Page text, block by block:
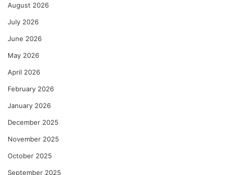
August 2026
July 2026
June 2026
May 2026
April 2026
February 2026
January 2026
December 2025
November 2025
October 2025
September 2025